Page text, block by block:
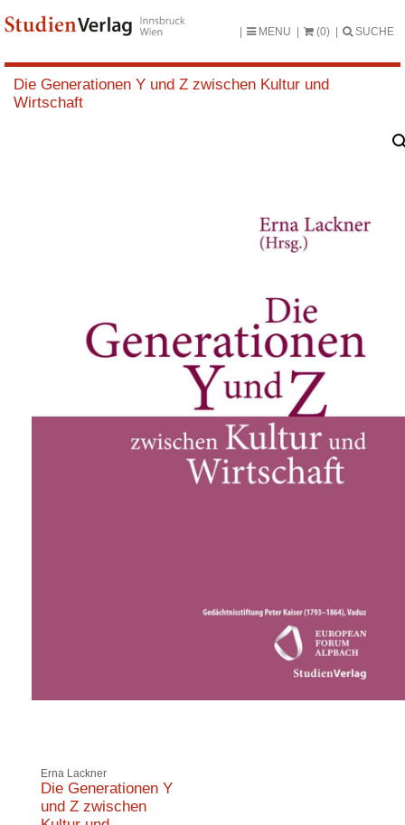
MENU (0) SUCHE
Die Generationen Y und Z zwischen Kultur und
Wirtschaft
Erna Lackner
Die Generationen Y
und Z zwischen